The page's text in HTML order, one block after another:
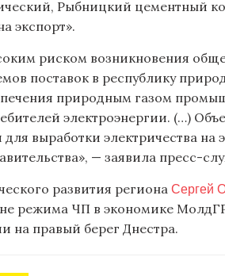
Рыбницкий цементный
экспорт».
риском возникновения
поставок в республику
природным газом
электроэнергии. (…)
выработки электричества на
— заявила пресс-
развития региона Сергей
режима ЧП в экономике
на правый берег Днестра.